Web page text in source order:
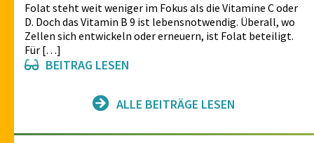
Folat steht weit weniger im Fokus als die Vitamine C oder
D. Doch das Vitamin B 9 ist lebensnotwendig. Überall, wo
Zellen sich entwickeln oder erneuern, ist Folat beteiligt.
Für […]
BEITRAG LESEN
ALLE BEITRÄGE LESEN